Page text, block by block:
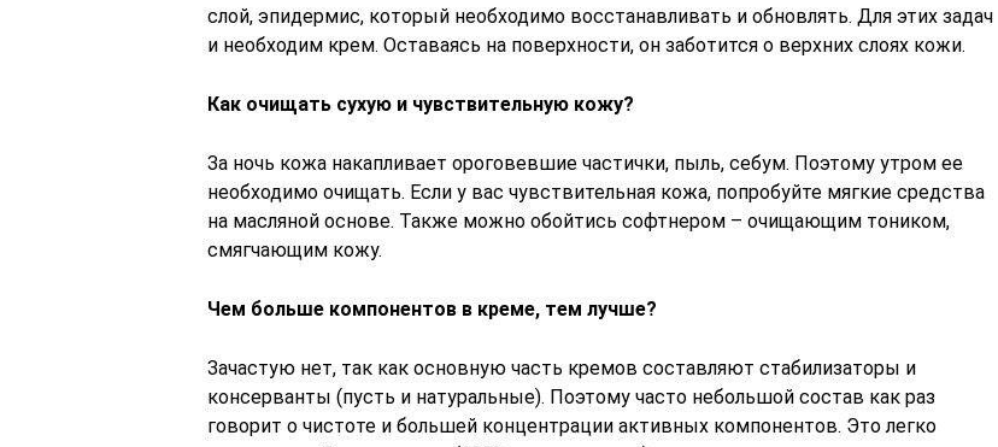
слой, эпидермис, который необходимо восстанавливать и обновлять. Для этих задач
и необходим крем. Оставаясь на поверхности, он заботится о верхних слоях кожи.
Как очищать сухую и чувствительную кожу?
За ночь кожа накапливает ороговевшие частички, пыль, себум. Поэтому утром ее
необходимо очищать. Если у вас чувствительная кожа, попробуйте мягкие средства
на масляной основе. Также можно обойтись софтнером – очищающим тоником,
смягчающим кожу.
Чем больше компонентов в креме, тем лучше?
Зачастую нет, так как основную часть кремов составляют стабилизаторы и
консерванты (пусть и натуральные). Поэтому часто небольшой состав как раз
говорит о чистоте и большей концентрации активных компонентов. Это легко